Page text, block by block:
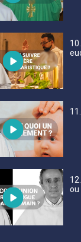
10
11
12
ou